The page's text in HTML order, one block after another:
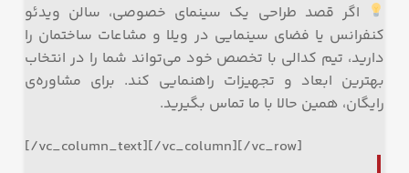
اگر قصد طراحی یک سینمای خصوصی، سالن ویدئو
کنفرانس یا فضای سینمایی در ویلا و مشاعات ساختمان را
دارید، تیم کدالی با تخصص خود می‌تواند شما را در انتخاب
بهترین ابعاد و تجهیزات راهنمایی کند. برای مشاوره‌ی
رایگان، همین حالا با ما تماس بگیرید.
[/vc_column_text][/vc_column][/vc_row]